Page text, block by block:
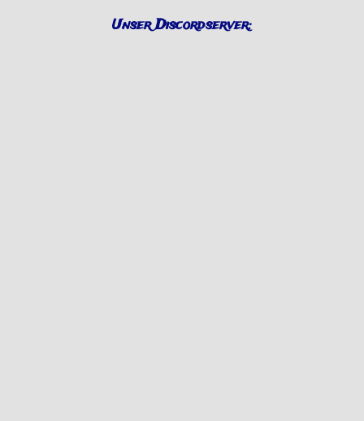
Unser Discordserver: